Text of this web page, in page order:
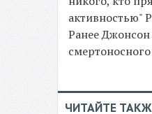
активностью"
Ранее Джонсон
ЧИТАЙТЕ